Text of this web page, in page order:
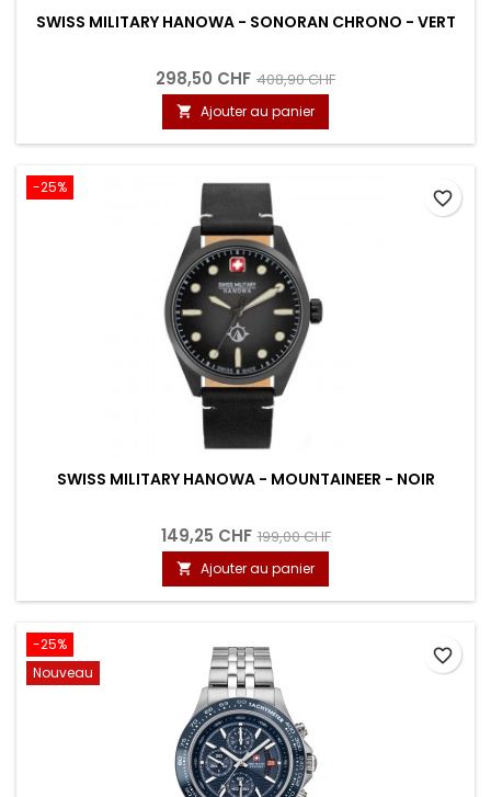
SWISS MILITARY HANOWA - SONORAN CHRONO - VERT
298,50 CHF 408,90 CHF
 Ajouter au panier
-25%
SWISS MILITARY HANOWA - MOUNTAINEER - NOIR
149,25 CHF 199,00 CHF
 Ajouter au panier
favorite_border
-25%
Nouveau
favorite_border